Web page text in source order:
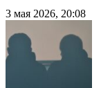
3 мая 2026, 20:08